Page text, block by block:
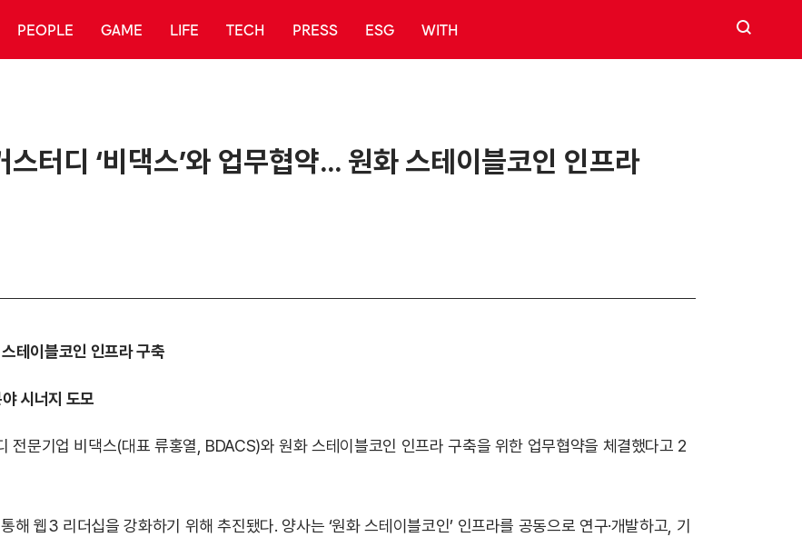
PEOPLE GAME LIFE TECH PRESS ESG WITH 검색
터디 ‘비댁스’와 업무협약… 원화 스테이블코인 인프라
테이블코인 인프라 구축
시너지 도모
전문기업 비댁스(대표 류홍열, BDACS)와 원화 스테이블코인 인프라 구축을 위한 업무협약을 체결했다고 2
웹3 리더십을 강화하기 위해 추진됐다. 양사는 ‘원화 스테이블코인’ 인프라를 공동으로 연구·개발하고, 기